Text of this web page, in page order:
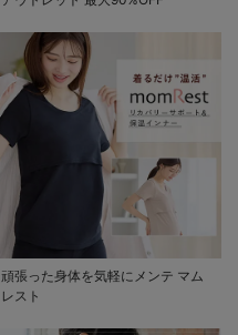
頑張った身体を気軽にメンテ マム
レスト